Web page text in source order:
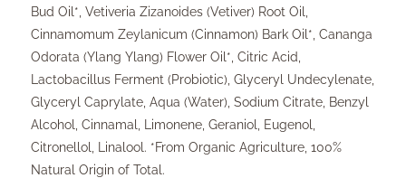
Bud Oil*, Vetiveria Zizanoides (Vetiver) Root Oil,
Cinnamomum Zeylanicum (Cinnamon) Bark Oil*, Cananga
Odorata (Ylang Ylang) Flower Oil*, Citric Acid,
Lactobacillus Ferment (Probiotic), Glyceryl Undecylenate,
Glyceryl Caprylate, Aqua (Water), Sodium Citrate, Benzyl
Alcohol, Cinnamal, Limonene, Geraniol, Eugenol,
Citronellol, Linalool. *From Organic Agriculture, 100%
Natural Origin of Total.